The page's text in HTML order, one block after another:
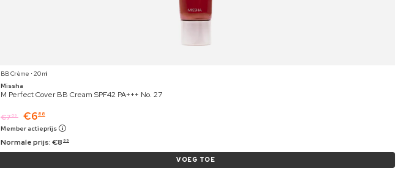
BB Crème ⋅ 20 ml
Missha
M Perfect Cover BB Cream SPF42 PA+++ No. 27
€709 €6 88
Member actieprijs
Normale prijs:€8 99
VOEG TOE